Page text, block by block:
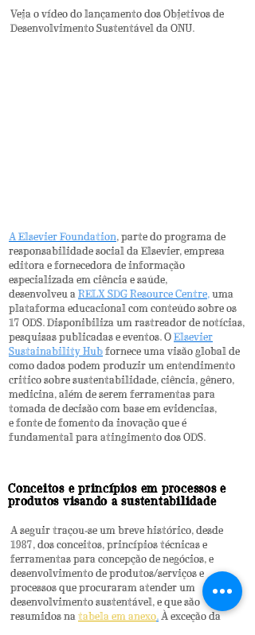
Veja o vídeo do lançamento dos Objetivos de
Desenvolvimento Sustentável da ONU.
A Elsevier Foundation,parte do programa de
responsabilidade social da Elsevier, empresa
editora e fornecedora de informação
especializada em ciência e saúde,
desenvolveu aRELX SDG Resource Centre,uma
plataforma educacional com conteúdo sobre os
17 ODS. Disponibiliza um rastreador de notícias,
pesquisas publicadas e eventos. OElsevier
Sustainability Hubfornece uma visão global de
como dados podem produzir um entendimento
critico sobre sustentabilidade, ciência, gênero,
medicina, além de serem ferramentas para
tomada de decisão com base em evidencias,
e fonte de fomento da inovação que é
fundamental para atingimento dos ODS.
Conceitos e princípios em processos e
produtos visando a sustentabilidade
A seguir traçou-se um breve histórico, desde
1987, dos conceitos, princípios técnicas e
ferramentas para concepçãode negócios, e
desenvolvimento de produtos/serviços e
processos que procuraram atender um
desenvolvimento sustentável, e que são
resumidos natabela em anexo.À exceçãoda